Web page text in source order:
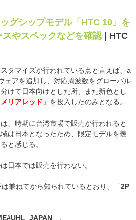
グシップモデル「HTC 10」を
やスペックなどを確認 | HTC
タマイズが行われている点と言えば、a
ェアを追加し、対応周波数をグローバル
けて日本向けとした所、また新色とし
リアレッド 」を投入したのみとなる。
、時期に台湾市場で販売が行われると
は日本となったため、限定モデルを羨
と感じる。
日本では販売を行わない。
は兼ねてから知られているとおり、「2P
」。